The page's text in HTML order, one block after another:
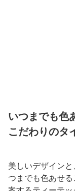
いつまでも色
こだわりのタ
美しいデザイン
つまでも色あせ